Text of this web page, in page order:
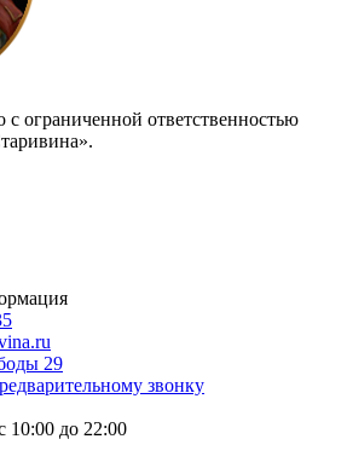
ограниченной ответственностью
29
звонку
10:00 до 22:00